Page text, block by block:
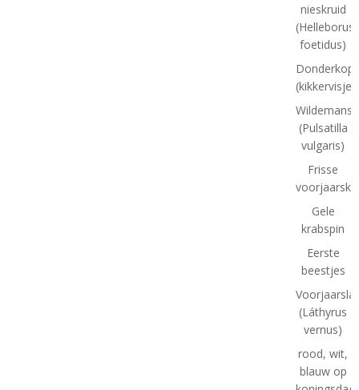
nieskruid
(Helleborus
foetidus)
(Pulsatilla
vulgaris)
Frisse
Gele
krabspin
Eerste
beestjes
(Láthyrus
vernus)
rood, wit,
blauw op